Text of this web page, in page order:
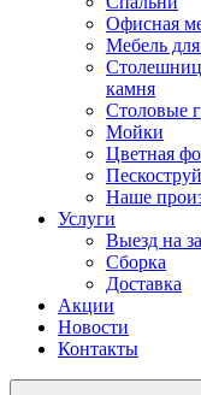
Офисная
Мебель
камня
Столовые
Мойки
Цветная
Наше
Услуги
Выезд на
Сборка
Доставка
Акции
Новости
Контакты